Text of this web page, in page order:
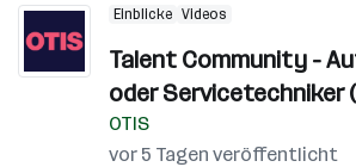
Einblicke Videos
Talent Community -
oder Servicetechniker
OTIS
vor 5 Tagen veröffentlicht